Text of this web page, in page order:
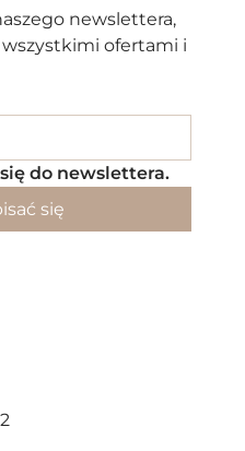
newslettera,
wszystkimi ofertami i
do newslettera.
się